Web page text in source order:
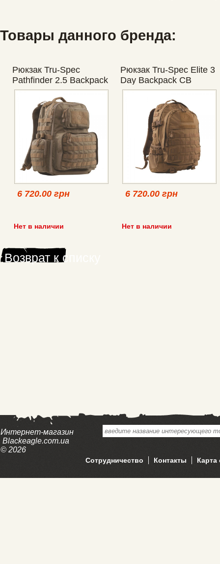
Товары данного бренда:
Рюкзак Tru-Spec
Pathfinder 2.5 Backpack
CB
6 720.00 грн
Нет в наличии
Рюкзак Tru-Spec Elite 3
Day Backpack CB
6 720.00 грн
Нет в наличии
Возврат к списку
Интернет-магазин
Blackeagle.com.ua
© 2026
Сотрудничество Контакты Карта